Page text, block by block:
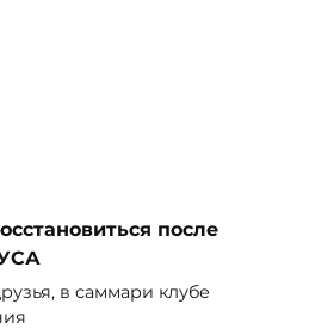
после
в саммари клубе